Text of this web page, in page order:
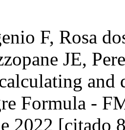
F, Rosa
JE,
Formula -
2022 [citado